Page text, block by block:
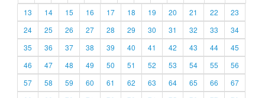
13
14 15 16 17 18 19 20 21 22
23
24
25 26 27 28 29 30 31 32 33
34
35
36 37 38 39 40 41 42 43 44
45
46
47 48 49 50 51 52 53 54 55
56
57
58 59 60 61 62 63 64 65 66
67